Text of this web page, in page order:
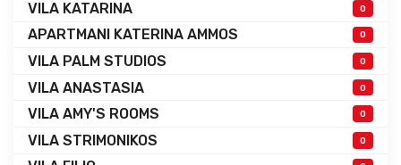
VILA KATARINA 0
APARTMANI KATERINA AMMOS 0
VILA PALM STUDIOS 0
VILA ANASTASIA 0
VILA AMY'S ROOMS 0
VILA STRIMONIKOS 0